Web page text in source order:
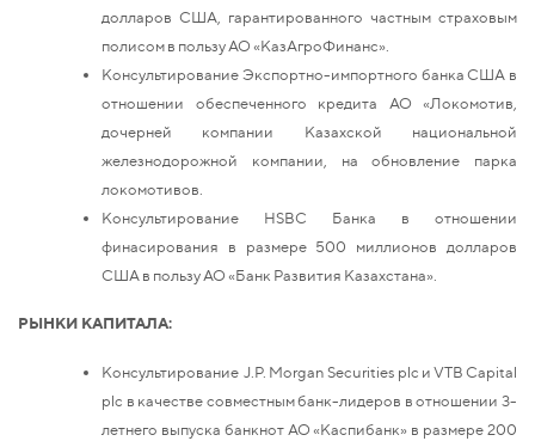
долларов США, гарантированного частным страховым
полисом в пользу АО «КазАгроФинанс».
Консультирование Экспортно-импортного банка США в
отношении обеспеченного кредита АО «Локомотив,
дочерней компании Казахской национальной
железнодорожной компании, на обновление парка
локомотивов.
Консультирование HSBC Банка в отношении
финасирования в размере 500 миллионов долларов
США в пользу АО «Банк Развития Казахстана».
РЫНКИ КАПИТАЛА:
Консультирование J.P. Morgan Securities plc и VTB Capital
plc в качестве совместным банк-лидеров в отношении 3-
летнего выпуска банкнот АО «Каспибанк» в размере 200